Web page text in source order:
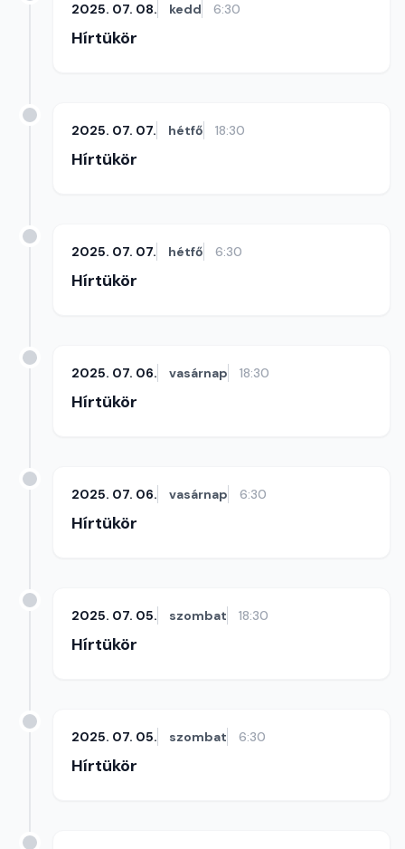
2025. 07. 08. kedd 6:30
Hírtükör
2025. 07. 07. hétfő 18:30
Hírtükör
2025. 07. 07. hétfő 6:30
Hírtükör
2025. 07. 06. vasárnap 18:30
Hírtükör
2025. 07. 06. vasárnap 6:30
Hírtükör
2025. 07. 05. szombat 18:30
Hírtükör
2025. 07. 05. szombat 6:30
Hírtükör